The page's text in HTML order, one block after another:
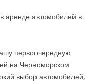
аренде автомобилей в
первоочередную
на Черноморском
выбор автомобилей,